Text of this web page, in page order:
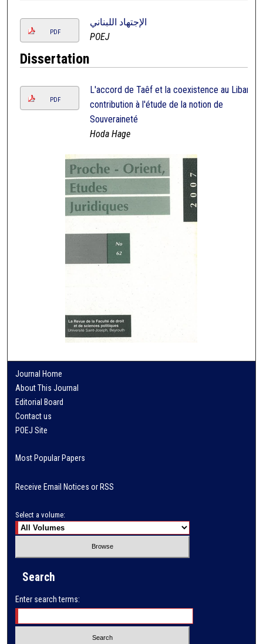
PDF
الإجتهاد اللبناني
POEJ
Dissertation
PDF
L'accord de Taêf et la coexistence au Liban:
contribution à l'étude de la notion de
Souveraineté
Hoda Hage
Journal Home
About This Journal
Editorial Board
Contact us
POEJ Site
Most Popular Papers
Receive Email Notices or RSS
Select a volume:
Search
Enter search terms: